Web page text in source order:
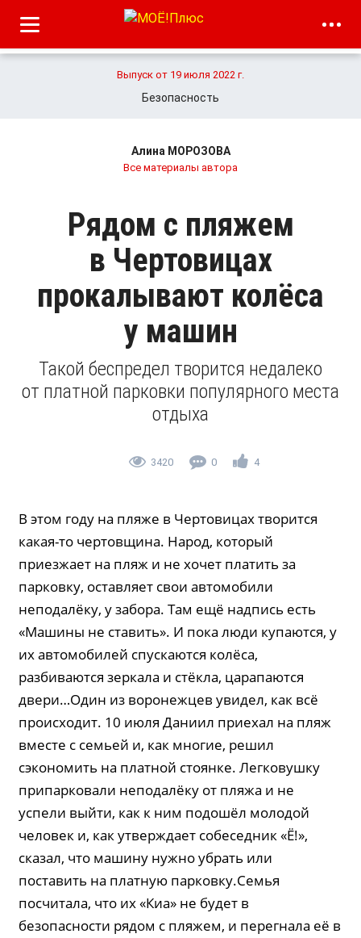
Выпуск от 19 июля 2022 г.
Безопасность
Алина МОРОЗОВА
Все материалы автора
Рядом с пляжем
в Чертовицах
прокалывают колёса
у машин
Такой беспредел творится недалеко
от платной парковки популярного места
отдыха
3420 0 4
В этом году на пляже в Чертовицах творится
какая-то чертовщина. Народ, который
приезжает на пляж и не хочет платить за
парковку, оставляет свои автомобили
неподалёку, у забора. Там ещё надпись есть
«Машины не ставить». И пока люди купаются, у
их автомобилей спускаются колёса,
разбиваются зеркала и стёкла, царапаются
двери…Один из воронежцев увидел, как всё
происходит. 10 июля Даниил приехал на пляж
вместе с семьей и, как многие, решил
сэкономить на платной стоянке. Легковушку
припарковали неподалёку от пляжа и не
успели выйти, как к ним подошёл молодой
человек и, как утверждает собеседник «Ё!»,
сказал, что машину нужно убрать или
поставить на платную парковку.Семья
посчитала, что их «Киа» не будет в
безопасности рядом с пляжем, и перегнала её в